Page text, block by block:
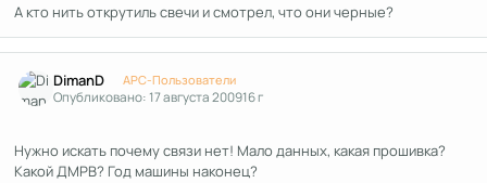
А кто нить открутиль свечи и смотрел, что они черные?
DimanD APC-Пользователи
Опубликовано:17 августа 200916 г
Нужно искать почему связи нет! Мало данных, какая прошивка?
Какой ДМРВ? Год машины наконец?